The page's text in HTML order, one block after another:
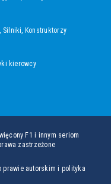
, Silniki, Konstruktorzy
kierowcy
F1 i innym seriom
zastrzeżone
prawie autorskim i polityka